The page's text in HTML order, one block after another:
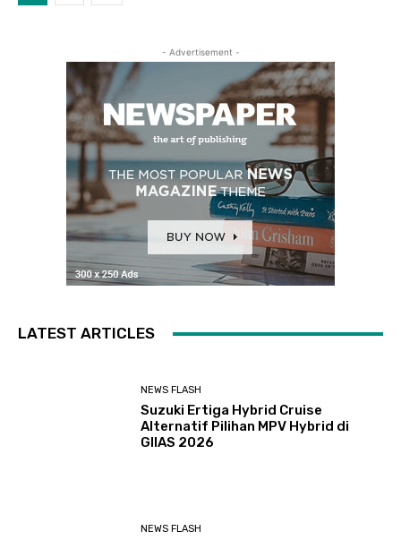
- Advertisement -
LATEST ARTICLES
NEWS FLASH
Suzuki Ertiga Hybrid Cruise
Alternatif Pilihan MPV Hybrid di
GIIAS 2026
NEWS FLASH